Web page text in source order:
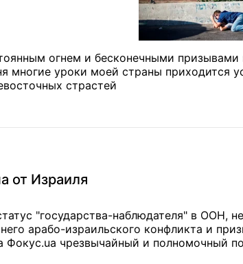
огнем и бесконечными
многие уроки моей страны приходится
страстей
от Израиля
"государства-наблюдателя" в ООН,
арабо-израильского конфликта и
Фокус.ua чрезвычайный и полномочный